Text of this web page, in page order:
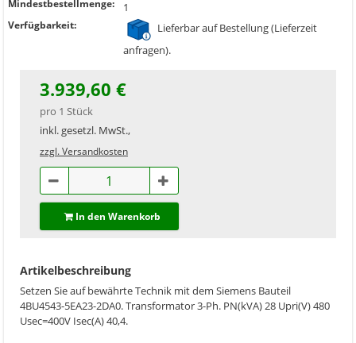
Mindestbestellmenge: 1
Verfügbarkeit:
Lieferbar auf Bestellung (Lieferzeit
anfragen).
3.939,60 €
pro 1 Stück
inkl. gesetzl. MwSt.,
zzgl. Versandkosten
In den Warenkorb
Artikelbeschreibung
Setzen Sie auf bewährte Technik mit dem Siemens Bauteil
4BU4543-5EA23-2DA0. Transformator 3-Ph. PN(kVA) 28 Upri(V) 480
Usec=400V Isec(A) 40,4.